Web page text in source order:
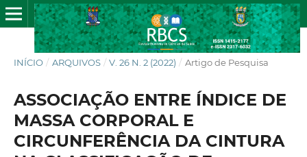
INÍCIO / ARQUIVOS / V. 26 N. 2 (2022) / Artigo de Pesquisa
ASSOCIAÇÃO ENTRE ÍNDICE DE
MASSA CORPORAL E
CIRCUNFERÊNCIA DA CINTURA